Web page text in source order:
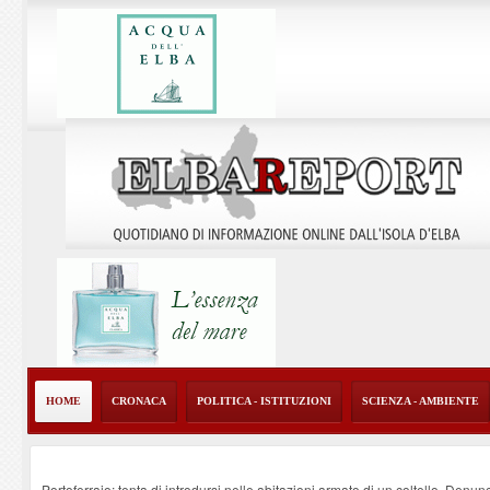
HOME CRONACA POLITICA - ISTITUZIONI SCIENZA - AMBIENTE